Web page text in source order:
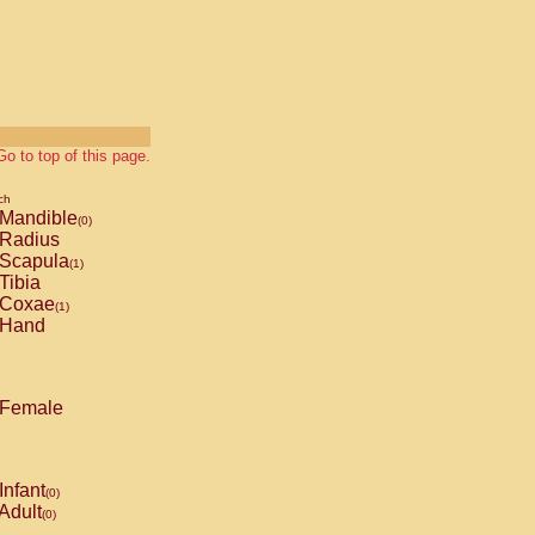
to top of this page.
Mandible(0)
Radius
Scapula(1)
Tibia
Coxae(1)
Hand
Female
Infant(0)
(0)